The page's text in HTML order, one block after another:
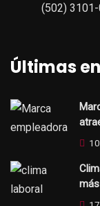
(502)
Últimas